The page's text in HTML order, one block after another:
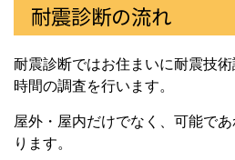
耐震診断の流れ
耐震診断ではお住まいに耐震技
時間の調査を行います。
屋外・屋内だけでなく、可能で
ります。